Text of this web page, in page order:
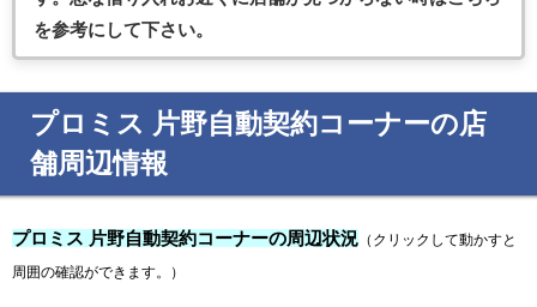
を参考にして下さい。
プロミス 片野自動契約コーナーの店
舗周辺情報
プロミス 片野自動契約コーナーの周辺状況 （クリックして動かすと
周囲の確認ができます。）